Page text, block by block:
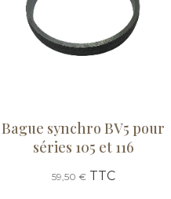
Bague synchro BV5 pour
séries 105 et 116
59,50 €TTC